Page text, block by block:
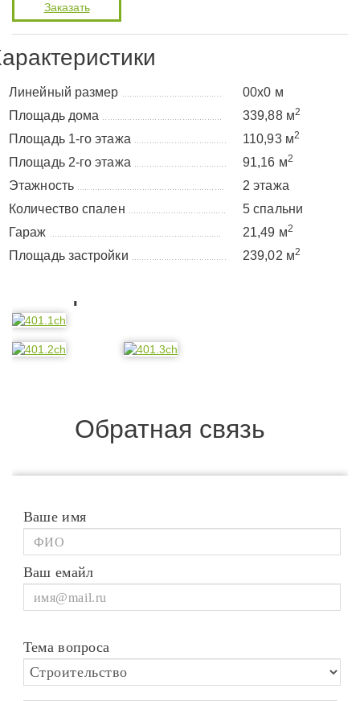
Заказать
Линейный размер
00x0 м
Площадь дома
339,88 м2
Площадь 1-го этажа 110,93 м2
Площадь 2-го этажа 91,16 м2
Этажность
2 этажа
Количество спален
5 спальни
Гараж
21,49 м2
Площадь застройки 239,02 м2
Обратная связь
Ваше имя
Ваш емайл
Тема вопроса